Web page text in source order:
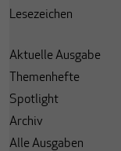
Lesezeichen
Aktuelle Ausgabe
Themenhefte
Spotlight
Archiv
Alle Ausgaben